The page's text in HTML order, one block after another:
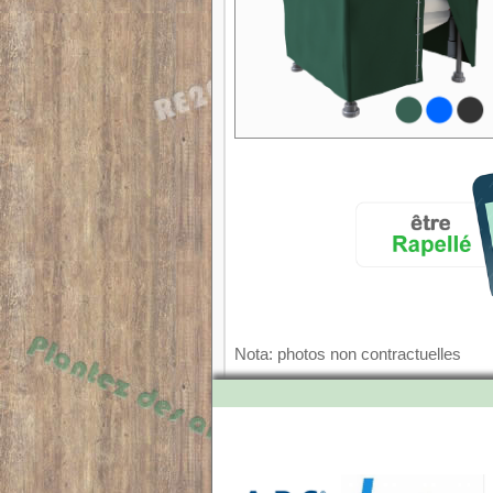
Nota: photos non contractuelles